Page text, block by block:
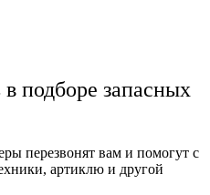
подборе запасных
перезвонят вам и помогут с
артиклю и другой